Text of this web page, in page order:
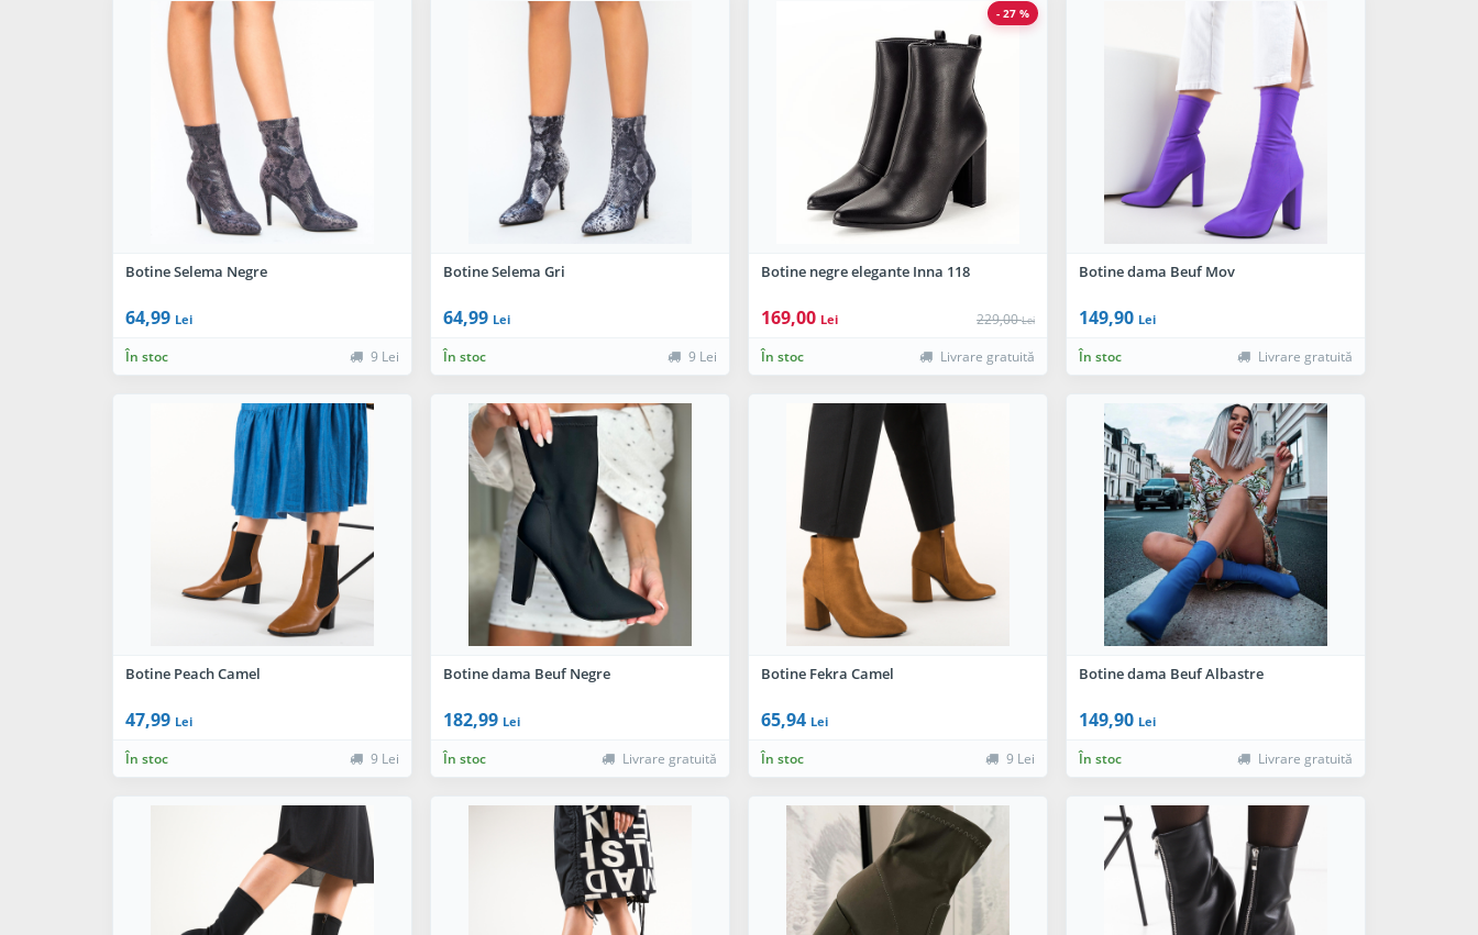
Botine Selema Negre
64,99 Lei
În stoc 9 Lei
Botine Selema Gri
64,99 Lei
În stoc 9 Lei
Botine negre elegante Inna 118
169,00 Lei 229,00Lei
În stoc Livrare gratuită
- 27 %
Botine dama Beuf Mov
149,90 Lei
În stoc Livrare gratuită
Botine Peach Camel
47,99 Lei
În stoc 9 Lei
Botine dama Beuf Negre
182,99 Lei
În stoc Livrare gratuită
Botine Fekra Camel
65,94 Lei
În stoc 9 Lei
Botine dama Beuf Albastre
149,90 Lei
În stoc Livrare gratuită